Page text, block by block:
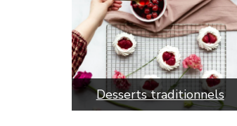
Desserts traditionnels